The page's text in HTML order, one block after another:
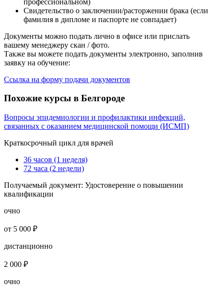
Свидетельство о заключении/расторжении брака (если
фамилия в дипломе и паспорте не совпадает)
Документы можно подать лично в офисе или прислать
вашему менеджеру скан / фото.
Также вы можете подать документы электронно, заполнив
заявку на обучение:
Ссылка на форму подачи документов
Похожие курсы в Белгороде
Вопросы эпидемиологии и профилактики инфекций,
связанных с оказанием медицинской помощи (ИСМП)
Краткосрочный цикл для врачей
36 часов (1 неделя)
72 часа (2 недели)
Получаемый документ: Удостоверение о повышении
квалификации
очно
от 5 000 ₽
дистанционно
2 000 ₽
очно